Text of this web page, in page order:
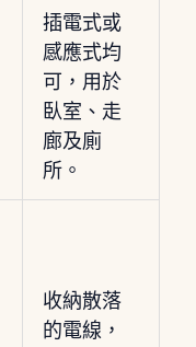
插電式或
感應式均
可，用於
臥室、走
廊及廁
所。
收納散落
的電線，